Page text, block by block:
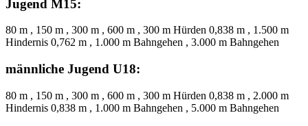
Jugend M15:
80 m , 150 m , 300 m , 600 m , 300 m Hürden 0,838 m , 1.500 m
Hindernis 0,762 m , 1.000 m Bahngehen , 3.000 m Bahngehen
männliche Jugend U18:
80 m , 150 m , 300 m , 600 m , 300 m Hürden 0,838 m , 2.000 m
Hindernis 0,838 m , 1.000 m Bahngehen , 5.000 m Bahngehen